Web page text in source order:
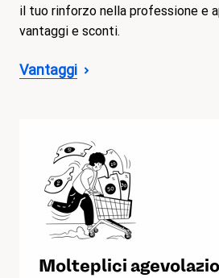
il tuo rinforzo nella professione e
vantaggi e sconti.
Vantaggi
Molteplici